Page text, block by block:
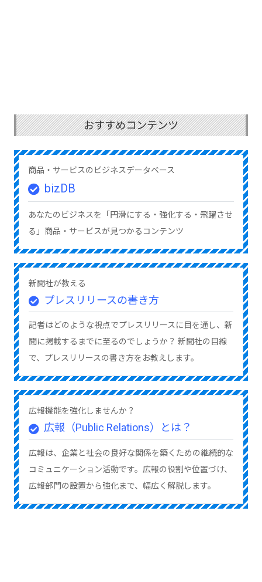
おすすめコンテンツ
商品・サービスのビジネスデータベース
bizDB
あなたのビジネスを「円滑にする・強化する・飛躍させ
る」商品・サービスが見つかるコンテンツ
新聞社が教える
プレスリリースの書き方
記者はどのような視点でプレスリリースに目を通し、新
聞に掲載するまでに至るのでしょうか？ 新聞社の目線
で、プレスリリースの書き方をお教えします。
広報機能を強化しませんか？
広報（Public Relations）とは？
広報は、企業と社会の良好な関係を築くための継続的な
コミュニケーション活動です。広報の役割や位置づけ、
広報部門の設置から強化まで、幅広く解説します。